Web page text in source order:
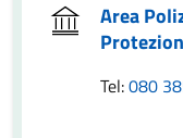
Area
Tel:080